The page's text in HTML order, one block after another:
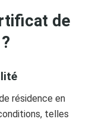
de
résidence en
telles